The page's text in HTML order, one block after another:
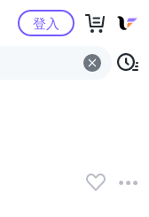
物中心
登入